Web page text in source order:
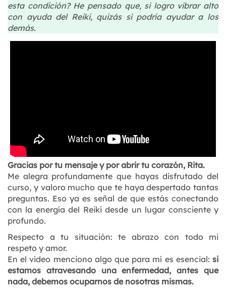
esta condición? He pensado que, si logro vibrar alto
con ayuda del Reiki, quizás sí podría ayudar a los
demás.
Gracias por tu mensaje y por abrir tu corazón, Rita.
Me alegra profundamente que hayas disfrutado del
curso, y valoro mucho que te haya despertado tantas
preguntas. Eso ya es señal de que estás conectando
con la energía del Reiki desde un lugar consciente y
profundo.
Respecto a tu situación: te abrazo con todo mi
respeto y amor.
En el video menciono algo que para mí es esencial: si
estamos atravesando una enfermedad, antes que
nada, debemos ocuparnos de nosotras mismas.